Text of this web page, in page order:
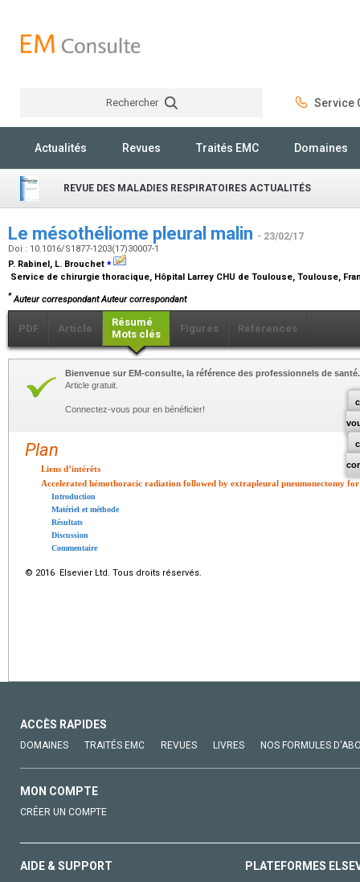
Rechercher Service
Actualités Revues Traités EMC Domaines
REVUE DES MALADIES RESPIRATOIRES ACTUALITÉS
Le mésothéliome pleural malin - 23/02/17
Doi : 10.1016/S1877-1203(17)30007-1
P. Rabinel, L. Brouchet ⁎
Service de chirurgie thoracique, Hôpital Larrey CHU de Toulouse, Toulouse,
* Auteur correspondant Auteur correspondant
PDF Article
Résumé
Mots clés
Figures Références
Bienvenue sur EM-consulte, la référence des professionnels de santé.
Article gratuit.
Connectez-vous pour en bénéficier!
Plan
Liens d’intérêts
Accelerated hémothoracic radiation followed by extrapleural pneumonectomy
Introduction
Matériel et méthode
Résultats
Discussion
Commentaire
© 2016 Elsevier Ltd. Tous droits réservés.
ACCÈS RAPIDES
DOMAINES TRAITÉS EMC REVUES LIVRES NOS FORMULES
MON COMPTE
CRÉER UN COMPTE
AIDE & SUPPORT PLATEFORMES